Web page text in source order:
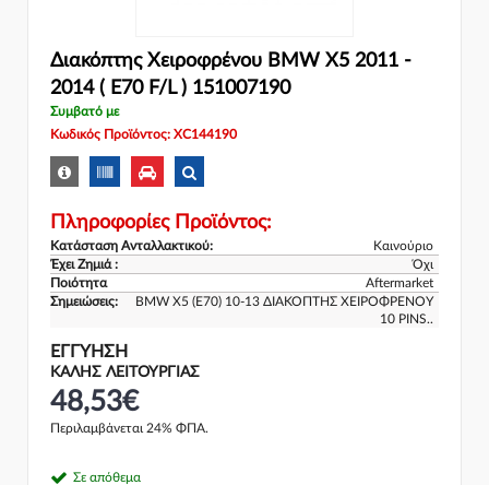
Διακόπτης Χειροφρένου BMW X5 2011 -
2014 ( Ε70 F/L ) 151007190
Συμβατό με
Κωδικός Προϊόντος: XC144190
Πληροφορίες Προϊόντος:
Κατάσταση Ανταλλακτικού:
Καινούριο
Έχει Ζημιά :
Όχι
Ποιότητα
Aftermarket
Σημειώσεις:
BMW X5 (E70) 10-13 ΔΙΑΚΟΠΤΗΣ ΧΕΙΡΟΦΡΕΝΟΥ
10 PINS..
ΕΓΓΎΗΣΗ
ΚΑΛΗΣ ΛΕΙΤΟΥΡΓΙΑΣ
48,53€
Περιλαμβάνεται 24% ΦΠΑ.
Σε απόθεμα